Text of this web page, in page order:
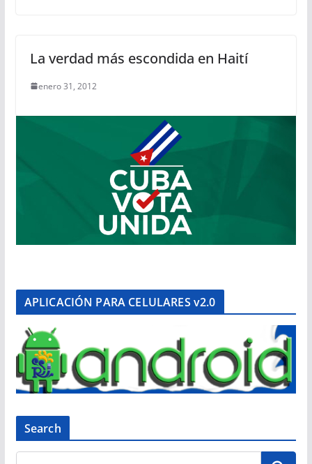
La verdad más escondida en Haití
enero 31, 2012
APLICACIÓN PARA CELULARES v2.0
Search